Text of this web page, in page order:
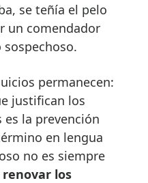
se teñía el pelo
un comendador
permanecen:
justifican los
la prevención
en lengua
no es siempre
los